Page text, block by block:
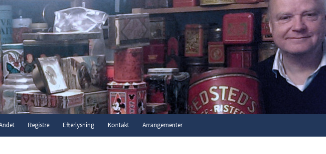
Registre Efterlysning Kontakt Arrangementer